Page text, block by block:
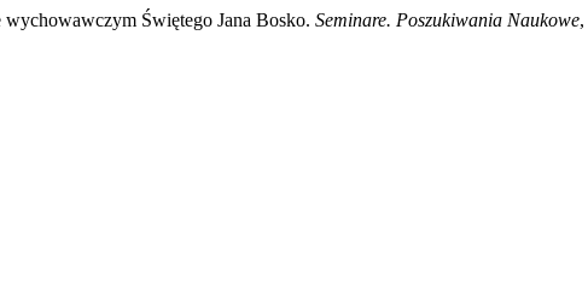
Świętego Jana Bosko. Seminare. Poszukiwania Naukowe,